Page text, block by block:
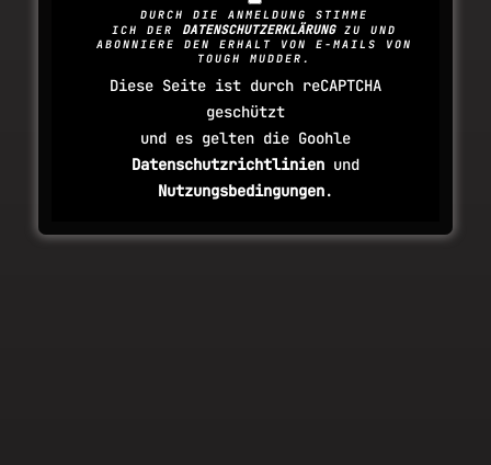
DURCH DIE ANMELDUNG STIMME
ICH DER DATENSCHUTZERKLÄRUNGZU UND
ABONNIERE DEN ERHALT VON E-MAILS VON
TOUGH MUDDER.
Diese Seite ist durch reCAPTCHA
geschützt
und es gelten die Goohle
Datenschutzrichtlinien und
Nutzungsbedingungen.